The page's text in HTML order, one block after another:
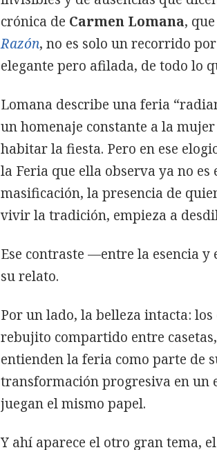
crónica de Carmen Lomana,
Razón, no es solo un recorrido
elegante pero afilada, de todo lo
Lomana describe una feria
un homenaje constante a la
habitar la fiesta. Pero en ese
la Feria que ella observa ya no
masificación, la presencia de
vivir la tradición, empieza a
Ese contraste —entre la esencia
su relato.
Por un lado, la belleza intacta:
rebujito compartido entre
entienden la feria como parte de
transformación progresiva en un
juegan el mismo papel.
Y ahí aparece el otro gran tema,